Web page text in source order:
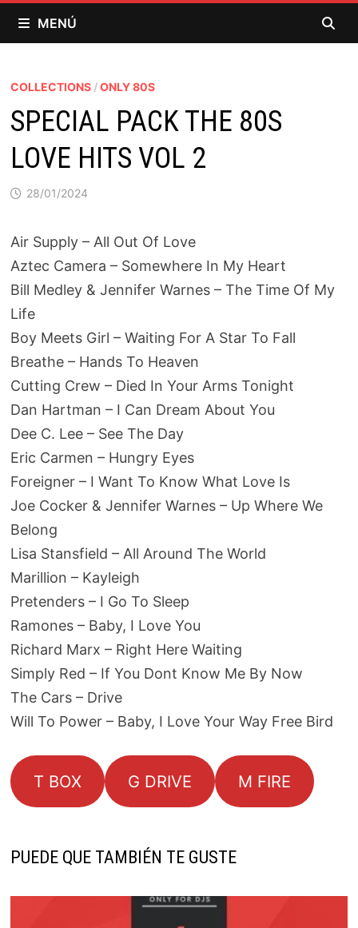
MENÚ
COLLECTIONS/ONLY 80S
SPECIAL PACK THE 80S
LOVE HITS VOL 2
28/01/2024
Air Supply – All Out Of Love
Aztec Camera – Somewhere In My Heart
Bill Medley & Jennifer Warnes – The Time Of My
Life
Boy Meets Girl – Waiting For A Star To Fall
Breathe – Hands To Heaven
Cutting Crew – Died In Your Arms Tonight
Dan Hartman – I Can Dream About You
Dee C. Lee – See The Day
Eric Carmen – Hungry Eyes
Foreigner – I Want To Know What Love Is
Joe Cocker & Jennifer Warnes – Up Where We
Belong
Lisa Stansfield – All Around The World
Marillion – Kayleigh
Pretenders – I Go To Sleep
Ramones – Baby, I Love You
Richard Marx – Right Here Waiting
Simply Red – If You Dont Know Me By Now
The Cars – Drive
Will To Power – Baby, I Love Your Way Free Bird
T BOX G DRIVE M FIRE
PUEDE QUE TAMBIÉN TE GUSTE